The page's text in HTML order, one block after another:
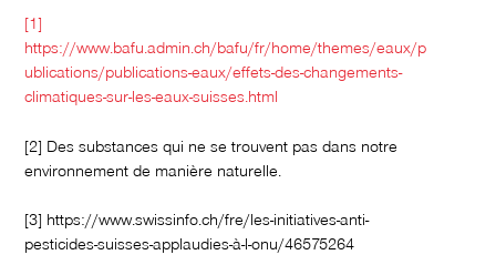
[1]
https://www.bafu.admin.ch/bafu/fr/home/themes/eaux/p
ublications/publications-eaux/effets-des-changements-
climatiques-sur-les-eaux-suisses.html
[2] Des substances qui ne se trouvent pas dans notre
environnement de manière naturelle.
[3] https://www.swissinfo.ch/fre/les-initiatives-anti-
pesticides-suisses-applaudies-à-l-onu/46575264